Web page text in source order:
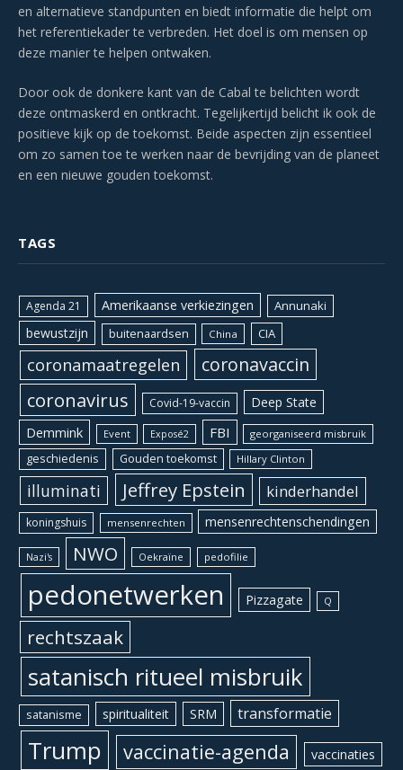
en alternatieve standpunten en biedt informatie die helpt om
het referentiekader te verbreden. Het doel is om mensen op
deze manier te helpen ontwaken.
Door ook de donkere kant van de Cabal te belichten wordt
deze ontmaskerd en ontkracht. Tegelijkertijd belicht ik ook de
positieve kijk op de toekomst. Beide aspecten zijn essentieel
om zo samen toe te werken naar de bevrijding van de planeet
en een nieuwe gouden toekomst.
TAGS
Agenda 21 Amerikaanse verkiezingen Annunaki
bewustzijn buitenaardsen China CIA
coronamaatregelen coronavaccin
coronavirus Covid-19-vaccin Deep State
Demmink Event Exposé2 FBI georganiseerd misbruik
geschiedenis Gouden toekomst Hillary Clinton
illuminati Jeffrey Epstein kinderhandel
koningshuis mensenrechten mensenrechtenschendingen
Nazi's NWO Oekraïne pedofilie
pedonetwerken Pizzagate Q
rechtszaak
satanisch ritueel misbruik
satanisme spiritualiteit SRM transformatie
Trump vaccinatie-agenda vaccinaties